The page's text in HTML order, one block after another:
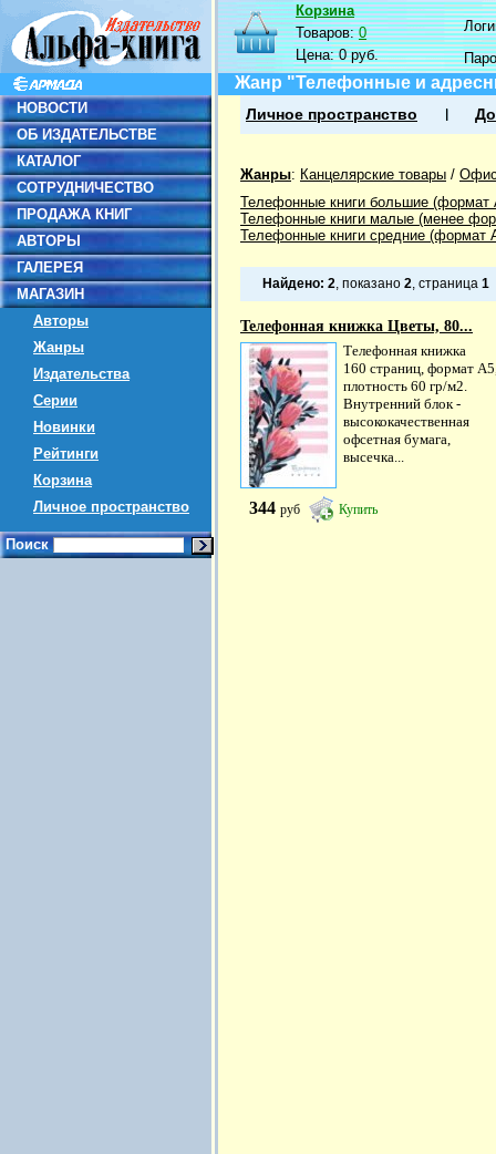
НОВОСТИ
ОБ ИЗДАТЕЛЬСТВЕ
КАТАЛОГ
СОТРУДНИЧЕСТВО
ПРОДАЖА КНИГ
АВТОРЫ
ГАЛЕРЕЯ
МАГАЗИН
Авторы
Жанры
Издательства
Серии
Новинки
Рейтинги
Корзина
Личное пространство
Поиск
Корзина
Товаров:0
Цена:0 руб.
Жанр "Телефонные и
Личное пространство
Жанры: Канцелярские товары /
Телефонные книги большие (формат
Телефонные книги малые (менее
Телефонные книги средние (формат
Найдено: 2, показано 2, страница 1
Телефонная книжка Цветы, 80...
Телефонная книжка
160 страниц, формат
плотность 60 гр/м2.
Внутренний блок -
высококачественная
офсетная бумага,
высечка...
344 руб Купить